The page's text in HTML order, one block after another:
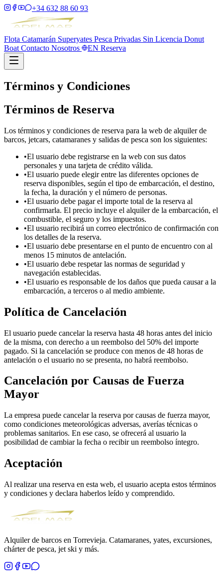
+34 632 88 60 93
Flota Catamarán Superyates Pesca Privadas Sin Licencia Donut
Boat Contacto Nosotros EN Reserva
Términos y Condiciones
Términos de Reserva
Los términos y condiciones de reserva para la web de alquiler de
barcos, jetcars, catamaranes y salidas de pesca son los siguientes:
•El usuario debe registrarse en la web con sus datos
personales y una tarjeta de crédito válida.
•El usuario puede elegir entre las diferentes opciones de
reserva disponibles, según el tipo de embarcación, el destino,
la fecha, la duración y el número de personas.
•El usuario debe pagar el importe total de la reserva al
confirmarla. El precio incluye el alquiler de la embarcación, el
combustible, el seguro y los impuestos.
•El usuario recibirá un correo electrónico de confirmación con
los detalles de la reserva.
•El usuario debe presentarse en el punto de encuentro con al
menos 15 minutos de antelación.
•El usuario debe respetar las normas de seguridad y
navegación establecidas.
•El usuario es responsable de los daños que pueda causar a la
embarcación, a terceros o al medio ambiente.
Política de Cancelación
El usuario puede cancelar la reserva hasta 48 horas antes del inicio
de la misma, con derecho a un reembolso del 50% del importe
pagado. Si la cancelación se produce con menos de 48 horas de
antelación o el usuario no se presenta, no habrá reembolso.
Cancelación por Causas de Fuerza
Mayor
La empresa puede cancelar la reserva por causas de fuerza mayor,
como condiciones meteorológicas adversas, averías técnicas o
problemas sanitarios. En ese caso, se ofrecerá al usuario la
posibilidad de cambiar la fecha o recibir un reembolso íntegro.
Aceptación
Al realizar una reserva en esta web, el usuario acepta estos términos
y condiciones y declara haberlos leído y comprendido.
Alquiler de barcos en Torrevieja. Catamaranes, yates, excursiones,
chárter de pesca, jet ski y más.